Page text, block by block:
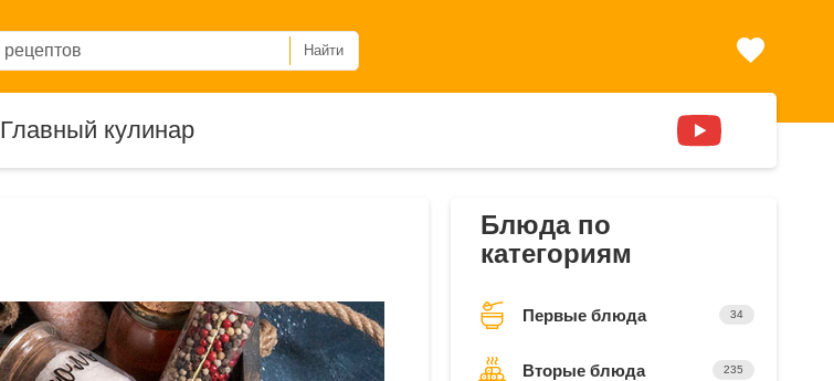
Найти
Главный кулинар
Блюда по
категориям
Первые блюда 34
Вторые блюда 235